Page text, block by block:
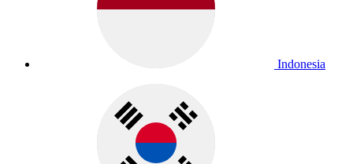
Indonesia